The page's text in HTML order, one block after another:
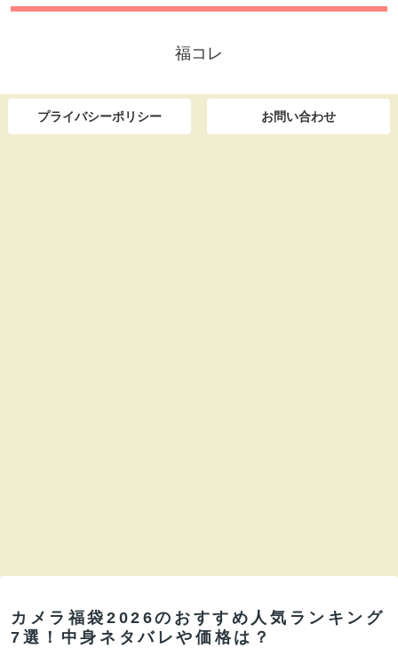
福コレ
プライバシーポリシー お問い合わせ
カメラ福袋2026のおすすめ人気ランキング
7選！中身ネタバレや価格は？